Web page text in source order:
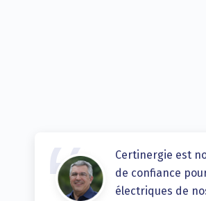
Certinergie est
de confiance
électriques de